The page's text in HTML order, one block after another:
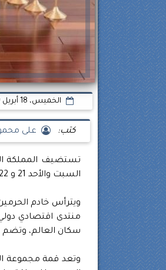
الخميس، 18 أبريل 2019
كتب: على
تستضيف المملكة
السبت والأحد 21 و 22 من شهر نوفمبر من عام 2020 م في العاصمة السعودية الرياض.
ويترأس خادم
منتدى اقتصادي
سكان العالم، وتضم 85 % من حجم الاقتصاد العالمي، و 75 % من التجارة العالمية.
وتعد قمة مجموعة